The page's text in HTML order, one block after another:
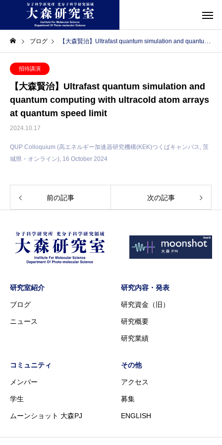
ブログ 【大森賢治】Ultrafast quantum simulation and quantum computing with ultracold atom arrays at quantum speed limit
招待講演
【大森賢治】Ultrafast quantum simulation and
quantum computing with ultracold atom arrays
at quantum speed limit
2024.10.17
QUP Colloquium (高エネルギー加速器研究機構(KEK)つくばキャンパス, 茨
城県・オンライン), 16 October 2024
前の記事 次の記事
研究室紹介
ブログ
ニュース
研究内容・発表
研究資金（旧）
研究概要
研究業績
コミュニティ
メンバー
学生
ムーンショット 大森PJ
その他
アクセス
募集
ENGLISH